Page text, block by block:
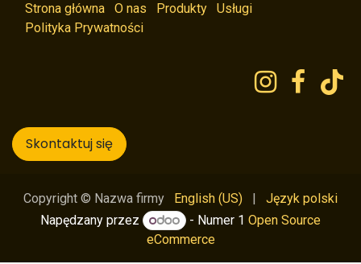
Strona główna O nas Produkty
Usługi
Polityka Prywatności
Skontaktuj się
Copyright © Nazwa firmy English (US) |
Język polski
Napędzany przez
- Numer 1Open Source
eCommerce